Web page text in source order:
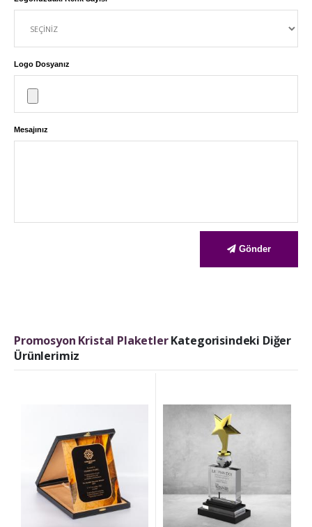
Logo Dosyanız
Mesajınız
Gönder
Promosyon Kristal PlaketlerKategorisindeki Diğer
Ürünlerimiz